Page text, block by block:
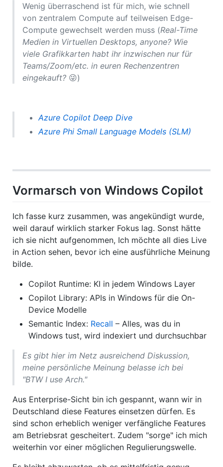
Wenig überraschend ist für mich, wie schnell
von zentralem Compute auf teilweisen Edge-
Compute gewechselt werden muss (Real-Time
Medien in Virtuellen Desktops, anyone? Wie
viele Grafikkarten habt ihr inzwischen nur für
Teams/Zoom/etc. in euren Rechenzentren
eingekauft? 😜)
Azure Copilot Deep Dive
Azure Phi Small Language Models (SLM)
Vormarsch von Windows Copilot
Ich fasse kurz zusammen, was angekündigt wurde,
weil darauf wirklich starker Fokus lag. Sonst hätte
ich sie nicht aufgenommen, Ich möchte all dies Live
in Action sehen, bevor ich eine ausführliche Meinung
bilde.
Copilot Runtime: KI in jedem Windows Layer
Copilot Library: APIs in Windows für die On-
Device Modelle
Semantic Index: Recall – Alles, was du in
Windows tust, wird indexiert und durchsuchbar
Es gibt hier im Netz ausreichend Diskussion,
meine persönliche Meinung belasse ich bei
"BTW I use Arch."
Aus Enterprise-Sicht bin ich gespannt, wann wir in
Deutschland diese Features einsetzen dürfen. Es
sind schon erheblich weniger verfängliche Features
am Betriebsrat gescheitert. Zudem "sorge" ich mich
weiterhin vor einer möglichen Regulierungswelle.